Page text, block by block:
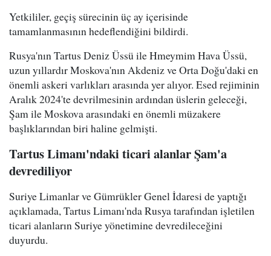
Yetkililer, geçiş sürecinin üç ay içerisinde
tamamlanmasının hedeflendiğini bildirdi.
Rusya'nın Tartus Deniz Üssü ile Hmeymim Hava Üssü,
uzun yıllardır Moskova'nın Akdeniz ve Orta Doğu'daki en
önemli askeri varlıkları arasında yer alıyor. Esed rejiminin
Aralık 2024'te devrilmesinin ardından üslerin geleceği,
Şam ile Moskova arasındaki en önemli müzakere
başlıklarından biri haline gelmişti.
Tartus Limanı'ndaki ticari alanlar Şam'a
devrediliyor
Suriye Limanlar ve Gümrükler Genel İdaresi de yaptığı
açıklamada, Tartus Limanı'nda Rusya tarafından işletilen
ticari alanların Suriye yönetimine devredileceğini
duyurdu.